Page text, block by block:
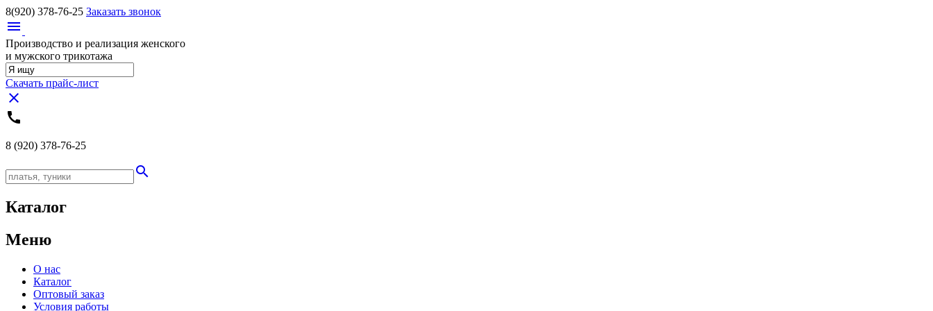
8(920) 378-76-25 Заказать звонок
menu
Производство и реализация женского
и мужского трикотажа
Скачать прайс-лист
close
call
8 (920) 378-76-25
search
Каталог
Меню
О нас
Каталог
Оптовый заказ
Условия работы